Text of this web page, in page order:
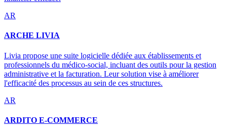
AR
ARCHE LIVIA
Livia propose une suite logicielle dédiée aux établissements et
professionnels du médico-social, incluant des outils pour la gestion
administrative et la facturation. Leur solution vise à améliorer
l'efficacité des processus au sein de ces structures.
AR
ARDITO E-COMMERCE